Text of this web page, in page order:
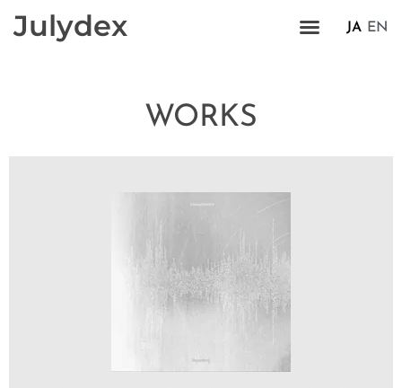
Julydex JA EN
WORKS